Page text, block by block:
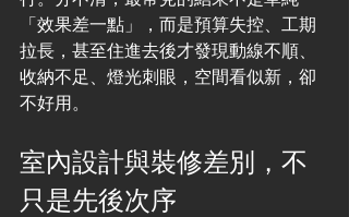
「效果差一點」，而是預算失控、工期
拉長，甚至住進去後才發現動線不順、
收納不足、燈光刺眼，空間看似新，卻
不好用。
室內設計與裝修差別，不
只是先後次序